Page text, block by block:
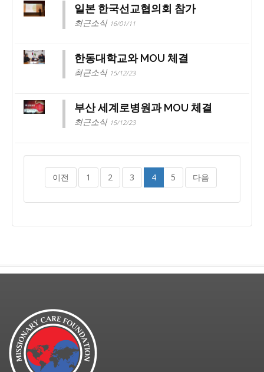
일본 한국선교협의회 참가
최근소식 16/01/11
한동대학교와 MOU 체결
최근소식 15/12/23
부산 세계로병원과 MOU 체결
최근소식 15/12/23
이전 1 2 3 4 5 다음